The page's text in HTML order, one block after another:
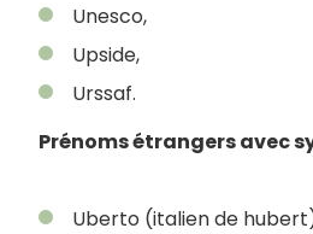
Unesco,
Upside,
Urssaf.
Prénoms étrangers avec
Uberto (italien de